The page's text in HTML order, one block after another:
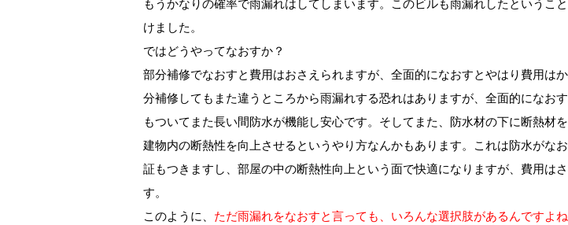
もうかなりの確率で雨漏れはしてしまいます。このビルも雨漏れしたというこ
けました。
ではどうやってなおすか？
部分補修でなおすと費用はおさえられますが、全面的になおすとやはり費用は
分補修してもまた違うところから雨漏れする恐れはありますが、全面的になお
もついてまた長い間防水が機能し安心です。そしてまた、防水材の下に断熱材を
建物内の断熱性を向上させるというやり方なんかもあります。これは防水がな
証もつきますし、部屋の中の断熱性向上という面で快適になりますが、費用は
す。
このように、 ただ雨漏れをなおすと言っても、いろんな選択肢があるんですよ